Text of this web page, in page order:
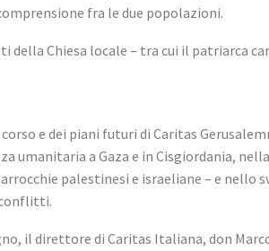
fra le due popolazioni.
della Chiesa locale – tra cui il patriarca
e dei piani futuri di Caritas
umanitaria a Gaza e in Cisgiordania,
palestinesi e israeliane – e nello
il direttore di Caritas Italiana, don